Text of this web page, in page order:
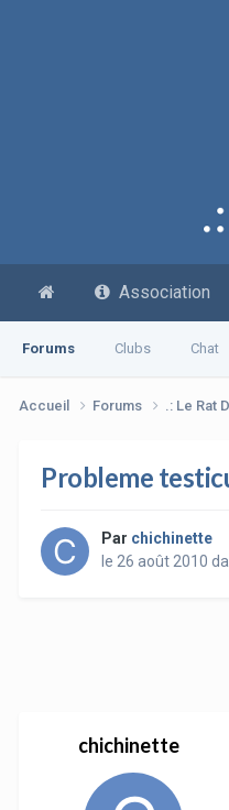
Association
Forums Clubs Chat
Accueil Forums .: Le Rat
Probleme
Par chichinette
le 26 août 2010
chichinette